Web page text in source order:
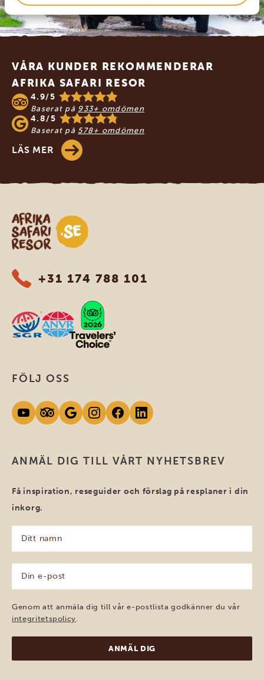
Footer
VÅRA KUNDER REKOMMENDERAR
AFRIKA SAFARI RESOR
4.9/5
Baserat på 933+ omdömen
4.8/5
Baserat på 578+ omdömen
LÄS MER
Safari-resor i Afrika
+31 174 788 101
ANMÄL DIG TILL VÅRT NYHETSBREV
Få inspiration, reseguider och förslag på resplaner i din
inkorg.
namn
(Obligatoriskt)
post
(Obligatoriskt)
Genom att anmäla dig till vår e-postlista godkänner du vår
integritetspolicy
FÖLJ OSS